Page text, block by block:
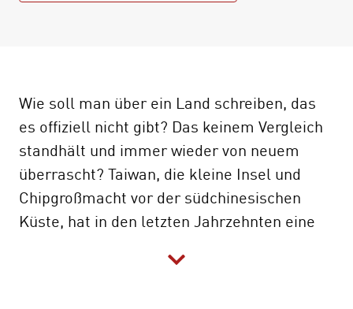
Wie soll man über ein Land schreiben, das
es offiziell nicht gibt? Das keinem Vergleich
standhält und immer wieder von neuem
überrascht? Taiwan, die kleine Insel und
Chipgroßmacht vor der südchinesischen
Küste, hat in den letzten Jahrzehnten eine
durchlaufen. Bürgerrechtsbewegungen ist es